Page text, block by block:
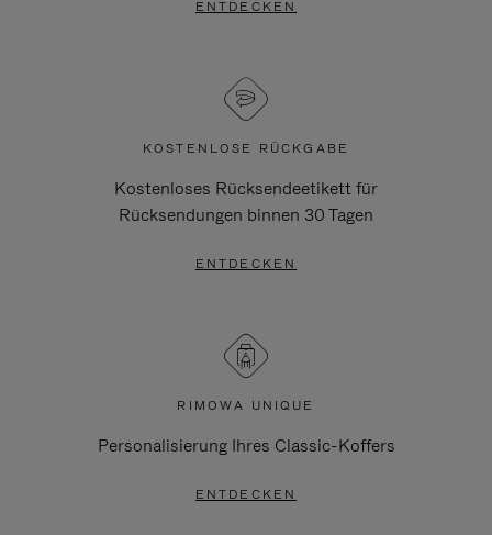
ENTDECKEN
KOSTENLOSE RÜCKGABE
Kostenloses Rücksendeetikett für
Rücksendungen binnen 30 Tagen
ENTDECKEN
RIMOWA UNIQUE
Personalisierung Ihres Classic-Koffers
ENTDECKEN